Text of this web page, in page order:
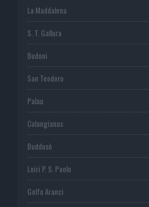
La Maddalena
S. T. Gallura
Budoni
San Teodoro
Palau
Calangianus
Buddusò
Loiri P. S. Paolo
Golfo Aranci